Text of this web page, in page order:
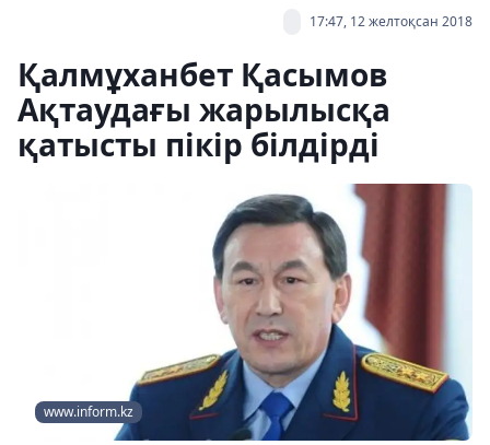
17:47, 12 желтоқсан 2018
Қалмұханбет Қасымов
Ақтаудағы жарылысқа
қатысты пікір білдірді
www.inform.kz